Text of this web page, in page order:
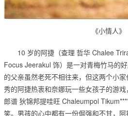
《小情人》
10 岁的阿捷（查理 哲华 Chalee
Focus Jeerakul 饰）是一对青梅竹马的
的父亲虽然老死不相往来，但这两个小
秀的阿捷热衷和奈娜玩一些女孩子的游
郎谱 狄锦邦提哇旺 Chaleumpol
笑。男孩的心中都有一份倔强和不甘，阿